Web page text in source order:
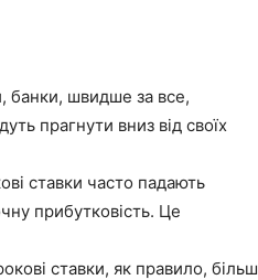
банки, швидше за все,
прагнути вниз від своїх
ставки часто падають
прибутковість. Це
ставки, як правило, більш